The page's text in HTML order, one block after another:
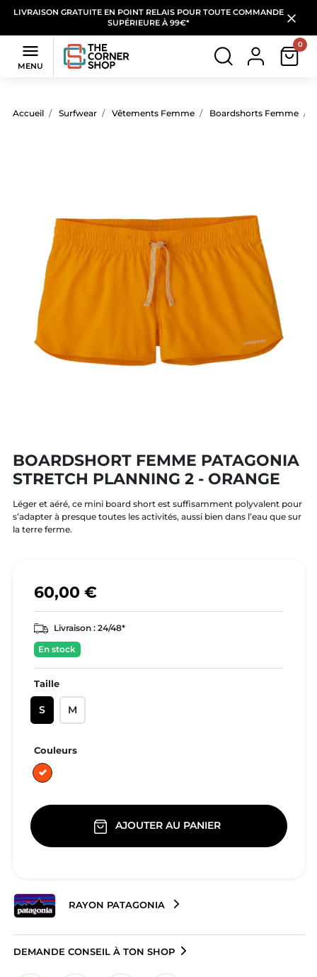
LIVRAISON GRATUITE EN POINT RELAIS POUR TOUTE COMMANDE
SUPÉRIEURE À 99€*

MENU
0
Accueil Surfwear Vêtements Femme Boardshorts Femme
BOARDSHORT FEMME PATAGONIA
STRETCH PLANNING 2 - ORANGE
Léger et aéré, ce mini board short est suffisamment polyvalent pour
s’adapter à presque toutes les activités, aussi bien dans l’eau que sur
la terre ferme.
60,00 €
Livraison : 24/48*
En stock
Taille
S M
Couleurs
Orange
AJOUTER AU PANIER
RAYON PATAGONIA
DEMANDE CONSEIL À TON SHOP